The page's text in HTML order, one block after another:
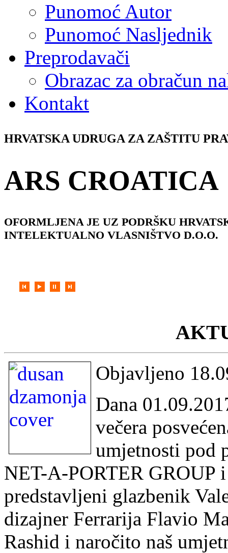
Punomoć Autor
Punomoć Nasljednik
Preprodavači
Obrazac za obračun
Kontakt
HRVATSKA UDRUGA ZA ZAŠTITU
ARS CROATICA
OFORMLJENA JE UZ PODRŠKU
INTELEKTUALNO VLASNIŠTVO D.O.O.
ARS CROATICA
UDRUGA „ARS CROATICA“ IMA ZA
AUTORSKIH PRAVA TE UJEDNO
ZAKONITIH KORISNIKA AUTORSKIH
ZAŠTO
Objavljeno
Dana
večera
umjetnosti pod
NET-A-PORTER GROUP
predstavljeni glazbenik
dizajner Ferrarija Flavio
Rashid i naročito naš